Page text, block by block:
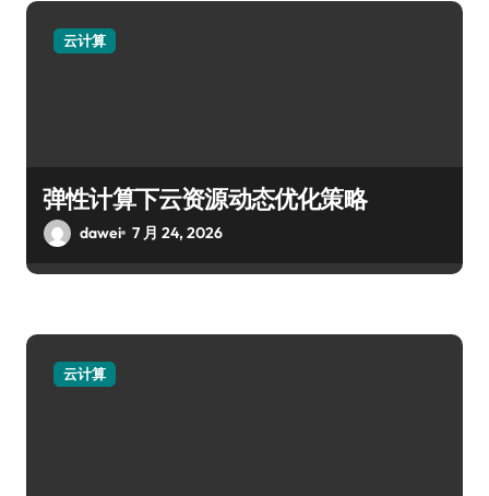
云计算
弹性计算下云资源动态优化策略
dawei 7 月 24, 2026
云计算